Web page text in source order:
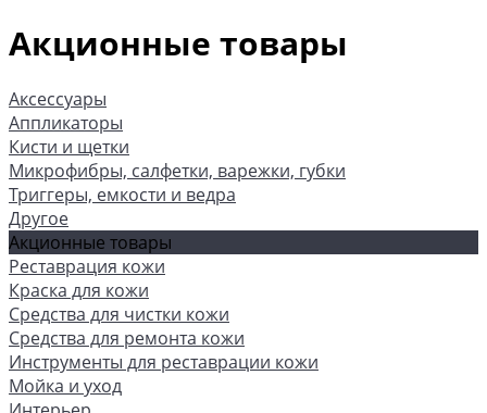
Акционные товары
Аксессуары
Аппликаторы
Кисти и щетки
Микрофибры, салфетки, варежки, губки
Триггеры, емкости и ведра
Другое
Акционные товары
Реставрация кожи
Краска для кожи
Средства для чистки кожи
Средства для ремонта кожи
Инструменты для реставрации кожи
Мойка и уход